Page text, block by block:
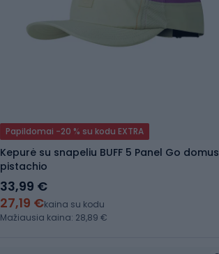
Papildomai -20 % su kodu EXTRA
Kepurė su snapeliu BUFF 5 Panel Go domus
pistachio
33,99 €
27,19 €kaina su kodu
Mažiausia kaina: 28,89 €